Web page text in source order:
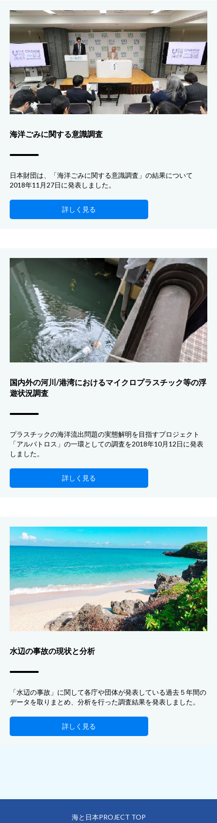
海洋ごみに関する意識調査
日本財団は、「海洋ごみに関する意識調査」の結果について
2018年11月27日に発表しました。
詳しく見る
国内外の河川/港湾におけるマイクロプラスチック等の浮
遊状況調査
プラスチックの海洋流出問題の実態解明を目指すプロジェクト
「アルバトロス」の一環としての調査を2018年10月12日に発表
しました。
詳しく見る
水辺の事故の現状と分析
「水辺の事故」に関して各庁や団体が発表している過去５年間の
データを取りまとめ、分析を行った調査結果を発表しました。
詳しく見る
海と日本PROJECT TOP